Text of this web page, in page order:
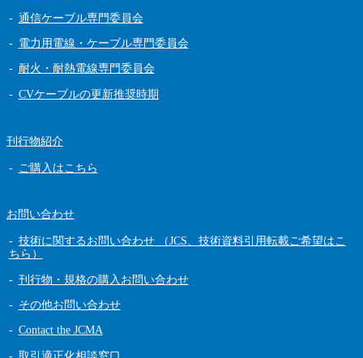
通信ケーブル専門委員会
電力用電線・ケーブル専門委員会
耐火・耐熱電線専門委員会
CVケーブルの更新推奨時期
刊行物紹介
ご購入はこちら
お問い合わせ
技術に関するお問い合わせ （JCS、技術資料引用転載ご希望はこ
ちら）
刊行物・規格の購入お問い合わせ
その他お問い合わせ
Contact the JCMA